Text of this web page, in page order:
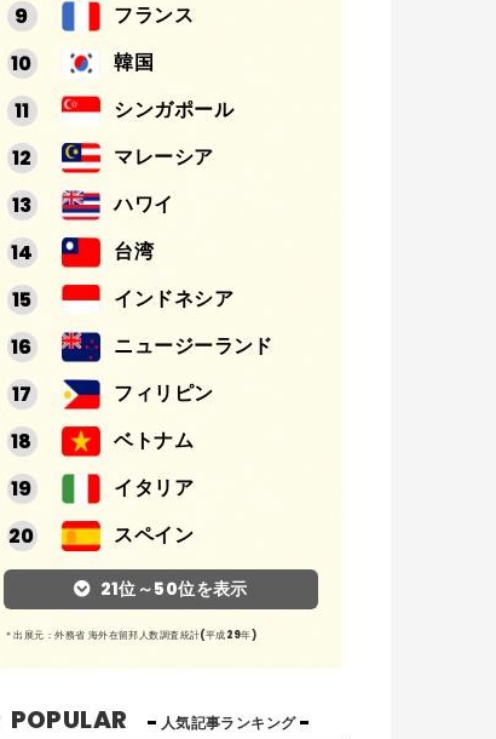
フランス
韓国
シンガポール
マレーシア
ハワイ
台湾
インドネシア
ニュージーランド
フィリピン
ベトナム
イタリア
スペイン
アルゼンチン
メキシコ
スイス
インド
21位～50位を表示
＊出展元：外務省 海外在留邦人数調査統計(平成29年)
POPULAR 人気記事ランキング